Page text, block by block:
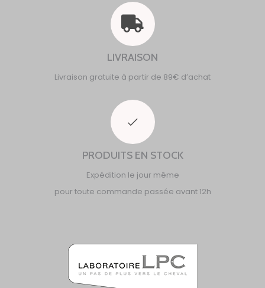
LIVRAISON
Livraison gratuite à partir de 89€ d’achat
PRODUITS EN STOCK
Expédition le jour même
pour toute commande passée avant 12h